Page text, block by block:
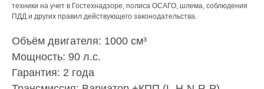
техники на учет в Гостехнадзоре, полиса ОСАГО, шлема, соблюдения
ПДД и других правил действующего законодательства.
Объём двигателя: 1000 см³
Мощность: 90 л.с.
Гарантия: 2 года